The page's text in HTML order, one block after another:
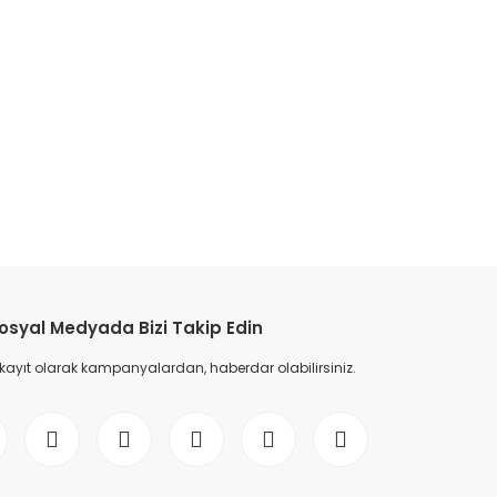
Medyada Bizi Takip Edin
olarak kampanyalardan, haberdar olabilirsiniz.